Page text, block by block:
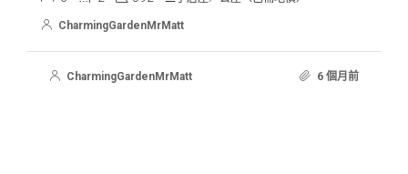
CharmingGardenMrMatt
CharmingGardenMrMatt 6 個月前